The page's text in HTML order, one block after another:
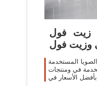
زيت فول
وزيت فول
المستخدمة
في ومنتجات
الأسعار في